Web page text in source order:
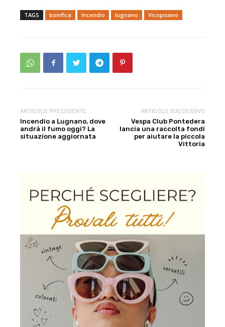
TAGS bonifica Incendio lugnano Vicopisano
ARTICOLO PRECEDENTE
Incendio a Lugnano, dove
andrà il fumo oggi? La
situazione aggiornata
ARTICOLO SUCCESSIVO
Vespa Club Pontedera
lancia una raccolta fondi
per aiutare la piccola
Vittoria